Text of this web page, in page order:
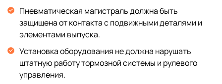
Пневматическая магистраль должна быть
защищена от контакта с подвижными деталями и
элементами выпуска.
Установка оборудования не должна нарушать
штатную работу тормозной системы и рулевого
управления.